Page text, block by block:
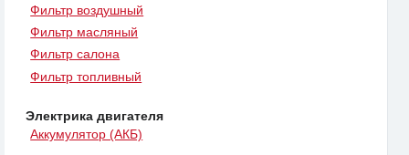
Фильтр воздушный
Фильтр масляный
Фильтр салона
Фильтр топливный
Электрика двигателя
Аккумулятор (АКБ)